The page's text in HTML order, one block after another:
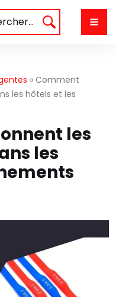
» Comment
les hôtels et les
les
les